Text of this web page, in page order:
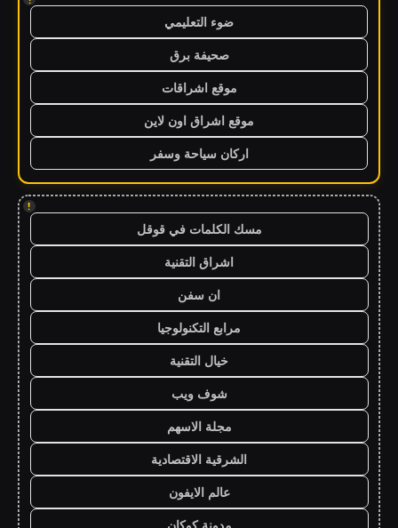
ضوء التعليمي
صحيفة برق
موقع اشراقات
موقع اشراق اون لاين
اركان سياحة وسفر
!
مسك الكلمات في قوقل
اشراق التقنية
ان سفن
مرابع التكنولوجيا
خيال التقنية
شوف ويب
مجلة الاسهم
الشرقية الاقتصادية
عالم الايفون
مدونة كوكان